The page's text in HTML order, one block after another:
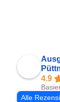
4.9
Alle